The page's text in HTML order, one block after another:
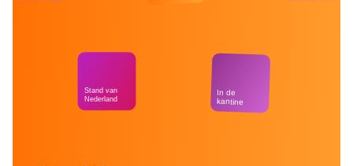
Stand van
Nederland
In de
kantine